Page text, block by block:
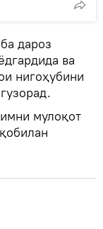
дароз
ва
нигоҳубини
мулоқот